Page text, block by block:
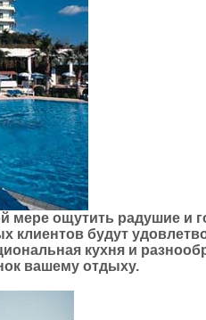
ощутить радушие и
клиентов будут
кухня и
вашему отдыху.